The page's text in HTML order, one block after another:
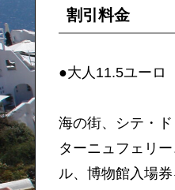
割引料金
●大人11.5ユーロ
海の街、シテ・
ターニュフェリ
ル、博物館入場